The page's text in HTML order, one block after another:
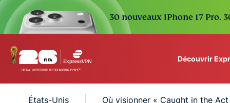
30 nouveaux iPhone 17
Découvrir
VPN protection for
aux États-Unis Où visionner « Caught in the